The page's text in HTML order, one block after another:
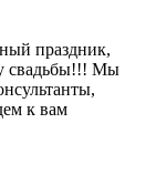
праздник,
свадьбы!!! Мы
к вам